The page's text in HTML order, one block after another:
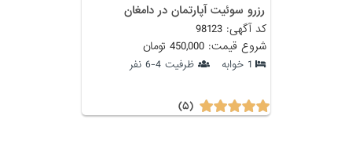
رزرو سوئیت آپارتمان در دامغان
کد آگهی: 98123
شروع قیمت: 450,000 تومان
1 خوابه ظرفیت 4-6 نفر
(۵)